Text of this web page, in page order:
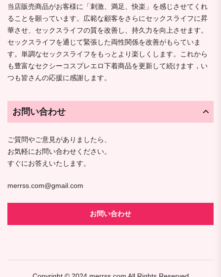
当店販売商品がお客様に「刺激、満足、快楽」を感じさせてくれ
ることを願っています。広範な顧客をさらにセックスライフに昇
華させ、セックスライフの質を改善し、持久力を向上させます。
セックスライフを通じて緊張した両性関係を改善がもらていま
す。単調なセックスライフをもっとより楽しくします。これから
も豊富なセクシーコスプレエロ下着商品を更新して続けます，い
つも皆さんの応援に感謝します。
お問い合わせ
ご質問やご意見がありましたら、
お気軽にお問い合わせください。
すぐにお答えいたします。
merrss.com@gmail.com
お問い合わせ